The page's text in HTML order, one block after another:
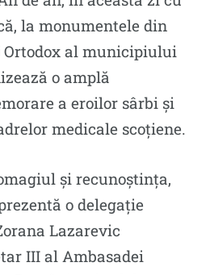
la monumentele din
al municipiului
o amplă
a eroilor sârbi și
medicale scoțiene.
și recunoștința,
o delegație
Lazarevic
III al Ambasadei